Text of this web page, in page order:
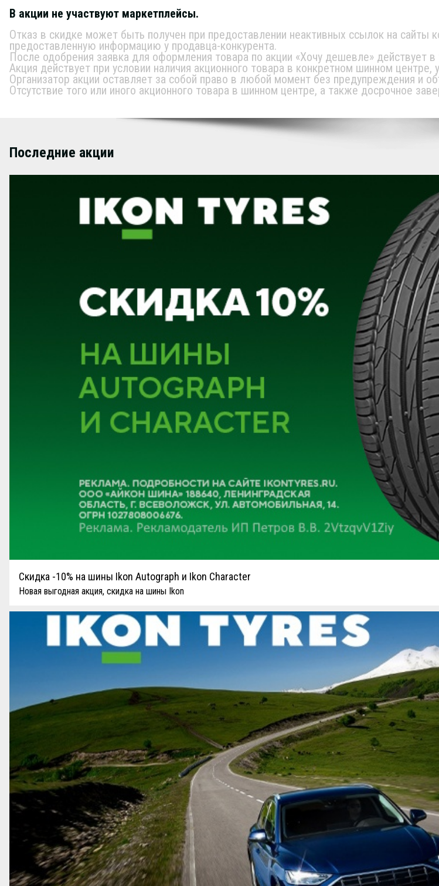
В акции не участвуют маркетплейсы.
Отказ в скидке может быть получен при предоставлении неактивных ссылок на сайты
предоставленную информацию у продавца-конкурента.
После одобрения заявка для оформления товара по акции «Хочу дешевле» действует
Акция действует при условии наличия акционного товара в конкретном шинном
Организатор акции оставляет за собой право в любой момент без предупреждения и
Отсутствие того или иного акционного товара в шинном центре, а также досрочное
Последние акции
Скидка -10% на шины Ikon Autograph и Ikon Character
Новая выгодная акция, скидка на шины Ikon